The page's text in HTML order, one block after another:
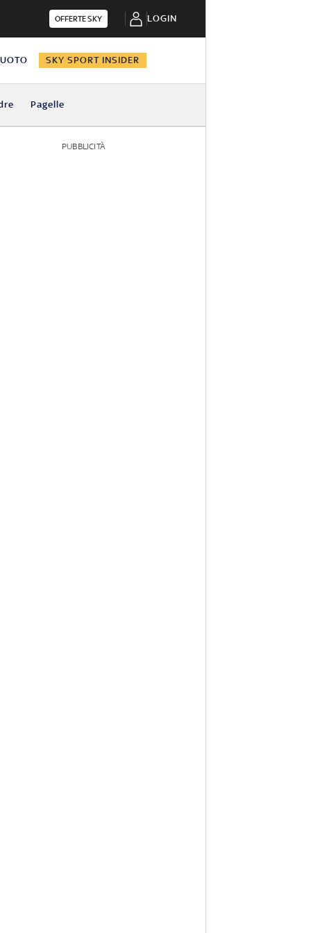
OFFERTE SKY LOGIN
SKY SPORT INSIDER
Pagelle
PUBBLICITÀ